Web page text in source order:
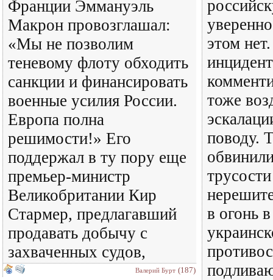
Франции Эммануэль
Макрон провозглашал:
«Мы не позволим
теневому флоту обходить
санкции и финансировать
военные усилия России.
Европа полна
решимости!» Его
поддержал в ту пору еще
премьер-министр
Великобритании Кир
Стармер, предлагавший
продавать добычу с
захваченных судов,
Валерий Бурт (187)
этом
тоже
поводу.
в огонь